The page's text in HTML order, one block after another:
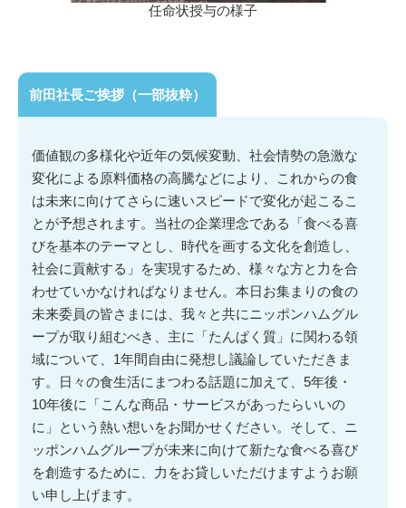
任命状授与の様子
前田社長ご挨拶（一部抜粋）
価値観の多様化や近年の気候変動、社会情勢の急激な
変化による原料価格の高騰などにより、これからの食
は未来に向けてさらに速いスピードで変化が起こるこ
とが予想されます。当社の企業理念である「食べる喜
びを基本のテーマとし、時代を画する文化を創造し、
社会に貢献する」を実現するため、様々な方と力を合
わせていかなければなりません。本日お集まりの食の
未来委員の皆さまには、我々と共にニッポンハムグル
ープが取り組むべき、主に「たんぱく質」に関わる領
域について、1年間自由に発想し議論していただきま
す。日々の食生活にまつわる話題に加えて、5年後・
10年後に「こんな商品・サービスがあったらいいの
に」という熱い想いをお聞かせください。そして、ニ
ッポンハムグループが未来に向けて新たな食べる喜び
を創造するために、力をお貸しいただけますようお願
い申し上げます。